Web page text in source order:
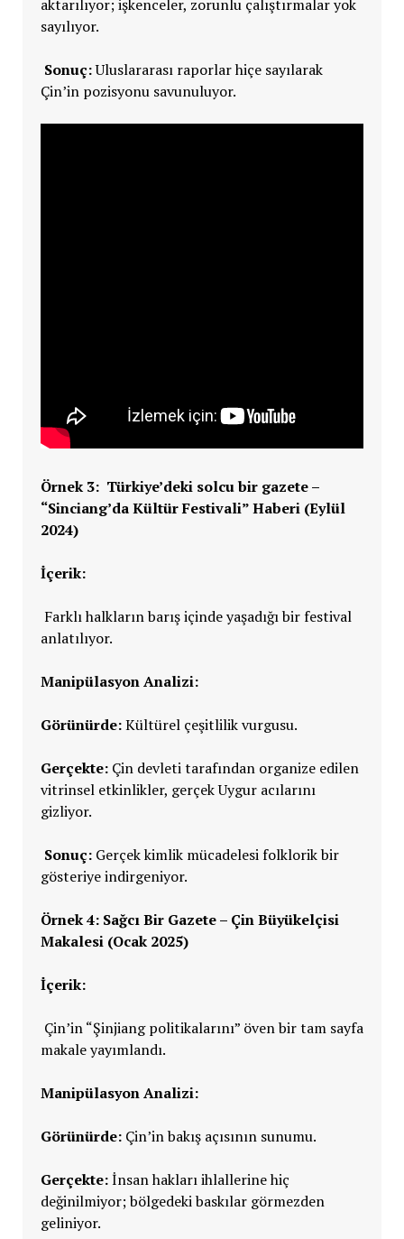
aktarılıyor; işkenceler, zorunlu çalıştırmalar yok
sayılıyor.
Sonuç:Uluslararası raporlar hiçe sayılarak
Çin’in pozisyonu savunuluyor.
Örnek 3: Türkiye’deki solcu bir gazete –
“Sinciang’da Kültür Festivali” Haberi (Eylül
2024)
İçerik:
Farklı halkların barış içinde yaşadığı bir festival
anlatılıyor.
Manipülasyon Analizi:
Görünürde:Kültürel çeşitlilik vurgusu.
Gerçekte:Çin devleti tarafından organize edilen
vitrinsel etkinlikler, gerçek Uygur acılarını
gizliyor.
Sonuç:Gerçek kimlik mücadelesi folklorik bir
gösteriye indirgeniyor.
Örnek 4: Sağcı Bir Gazete – Çin Büyükelçisi
Makalesi (Ocak 2025)
İçerik:
Çin’in “Şinjiang politikalarını” öven bir tam sayfa
makale yayımlandı.
Manipülasyon Analizi:
Görünürde:Çin’in bakış açısının sunumu.
Gerçekte:İnsan hakları ihlallerine hiç
değinilmiyor; bölgedeki baskılar görmezden
geliniyor.